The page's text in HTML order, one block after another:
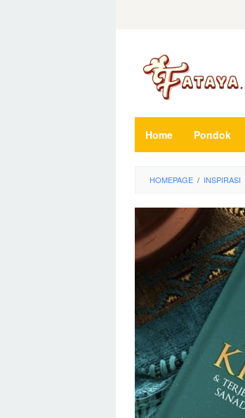
Home Pondok
HOMEPAGE / INSPIRASI